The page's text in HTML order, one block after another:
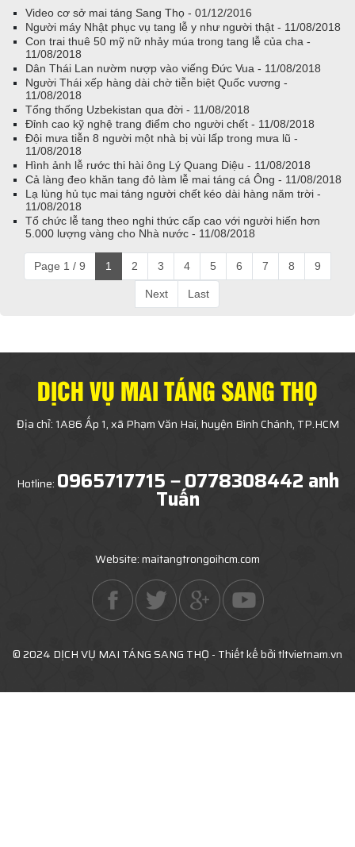
Video cơ sở mai táng Sang Thọ - 01/12/2016
Người máy Nhật phục vụ tang lễ y như người thật - 11/08/2018
Con trai thuê 50 mỹ nữ nhảy múa trong tang lễ của cha -
11/08/2018
Dân Thái Lan nườm nượp vào viếng Đức Vua - 11/08/2018
Người Thái xếp hàng dài chờ tiễn biệt Quốc vương -
11/08/2018
Tổng thống Uzbekistan qua đời - 11/08/2018
Đỉnh cao kỹ nghệ trang điểm cho người chết - 11/08/2018
Đội mưa tiễn 8 người một nhà bị vùi lấp trong mưa lũ -
11/08/2018
Hình ảnh lễ rước thi hài ông Lý Quang Diệu - 11/08/2018
Cả làng đeo khăn tang đỏ làm lễ mai táng cá Ông - 11/08/2018
Lạ lùng hủ tục mai táng người chết kéo dài hàng năm trời -
11/08/2018
Tổ chức lễ tang theo nghi thức cấp cao với người hiến hơn
5.000 lượng vàng cho Nhà nước - 11/08/2018
Page 1 / 9 1 2 3 4 5 6 7 8 9
Next Last
DỊCH VỤ MAI TÁNG SANG THỌ
Địa chỉ: 1A86 Ấp 1, xã Phạm Văn Hai, huyện Bình Chánh, TP.HCM
Hotline: 0965717715－0778308442 anh
Tuấn
Website: maitangtrongoihcm.com
© 2024 DỊCH VỤ MAI TÁNG SANG THỌ - Thiết kế bởi tltvietnam.vn